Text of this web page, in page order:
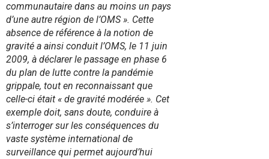
communautaire dans au moins un pays
d’une autre région de l’OMS ». Cette
absence de référence à la notion de
gravité a ainsi conduit l’OMS, le 11 juin
2009, à déclarer le passage en phase 6
du plan de lutte contre la pandémie
grippale, tout en reconnaissant que
celle-ci était « de gravité modérée ». Cet
exemple doit, sans doute, conduire à
s’interroger sur les conséquences du
vaste système international de
surveillance qui permet aujourd’hui